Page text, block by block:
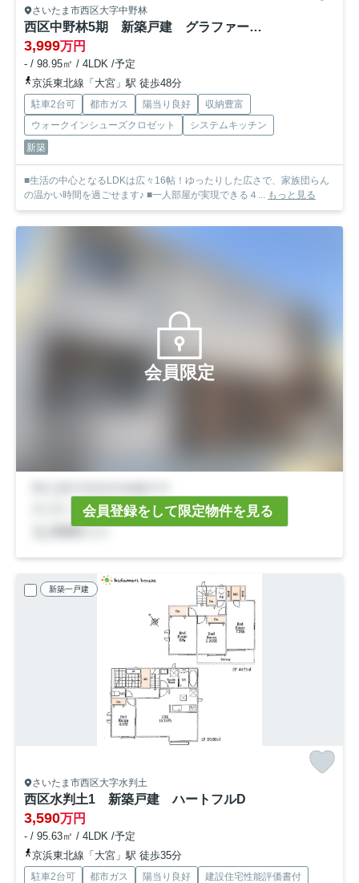
さいたま市西区大字中野林
西区中野林5期 新築戸建 グラファーレ01
3,999万円
- / 98.95㎡ / 4LDK /予定
京浜東北線「大宮」駅 徒歩48分
駐車2台可 都市ガス 陽当り良好
収納豊富
ウォークインシューズクロゼット
システムキッチン
新築
■生活の中心となるLDKは広々16帖！ゆったりした広さで、家族団らん
の温かい時間を過ごせます♪ ■一人部屋が実現できる４...
もっと見る
会員限定
会員登録をして限定物件を見る
新築一戸建
さいたま市西区大字水判土
西区水判土1 新築戸建 ハートフルD
3,590万円
- / 95.63㎡ / 4LDK /予定
京浜東北線「大宮」駅 徒歩35分
駐車2台可 都市ガス 陽当り良好
建設住宅性能評価書付